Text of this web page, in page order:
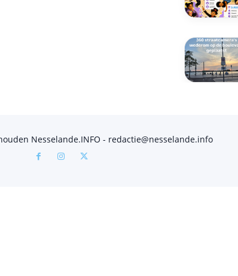
Nesselande.INFO - redactie@nesselande.info